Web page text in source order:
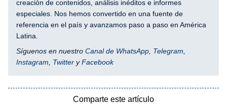
creación de contenidos, análisis inéditos e informes
especiales. Nos hemos convertido en una fuente de
referencia en el país y avanzamos paso a paso en América
Latina.
Síguenos en nuestro Canal de WhatsApp Telegram
Instagram
Twitter yFacebook
Comparte este artículo